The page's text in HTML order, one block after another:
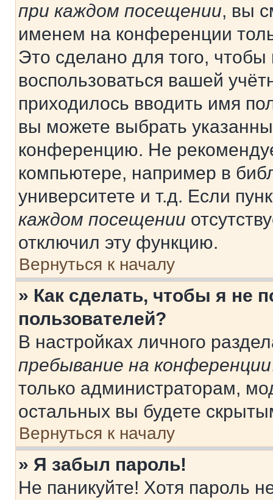
при каждом посещении, вы
именем на конференции
Это сделано для того, чтобы
воспользоваться вашей
приходилось вводить имя
вы можете выбрать
конференцию. Не
компьютере, например в
университете и т.д. Если
каждом посещении
отключил эту функцию.
Вернуться к началу
» Как сделать, чтобы я не
пользователей?
В настройках личного
пребывание на конференции
только администраторам,
остальных вы будете
Вернуться к началу
» Я забыл пароль!
Не паникуйте! Хотя пароль